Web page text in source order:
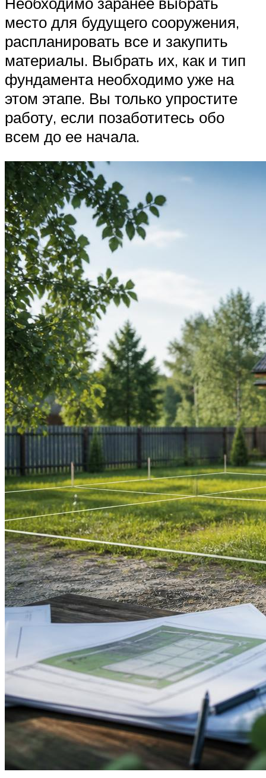
место для будущего сооружения,
распланировать все и закупить
материалы. Выбрать их, как и тип
фундамента необходимо уже на
этом этапе. Вы только упростите
работу, если позаботитесь обо
всем до ее начала.